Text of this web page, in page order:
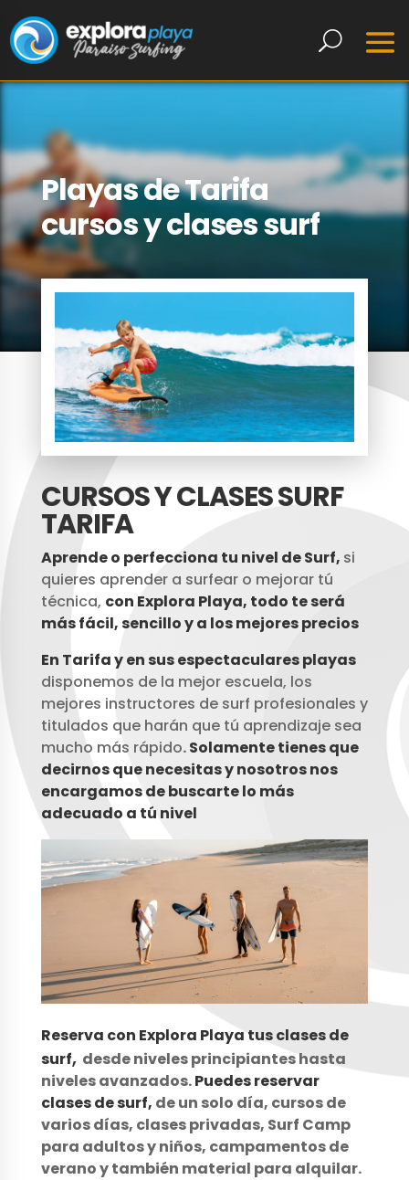
Playas de Tarifa
cursos y clases surf
CURSOS Y CLASES SURF
TARIFA
Aprende o perfecciona tu nivel de Surf, si
quieres aprender a surfear o mejorar tú
técnica, con Explora Playa, todo te será
más fácil, sencillo y a los mejores precios
En Tarifa y en sus espectaculares playas
disponemos de la mejor escuela, los
mejores instructores de surf profesionales y
titulados que harán que tú aprendizaje sea
mucho más rápido.Solamente tienes que
decirnos que necesitas y nosotros nos
encargamos de buscarte lo más
adecuado a tú nivel
Reserva con Explora Playa tus clases de
surf, desde niveles principiantes hasta
niveles avanzados.Puedes reservar
clases de surf, de un solo día, cursos de
varios días, clases privadas, Surf Camp
para adultos y niños, campamentos de
verano y también material para alquilar.